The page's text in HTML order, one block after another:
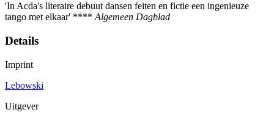
'In Acda's literaire debuut dansen feiten en fictie een ingenieuze
tango met elkaar' ****Algemeen Dagblad
Details
Imprint
Lebowski
Uitgever